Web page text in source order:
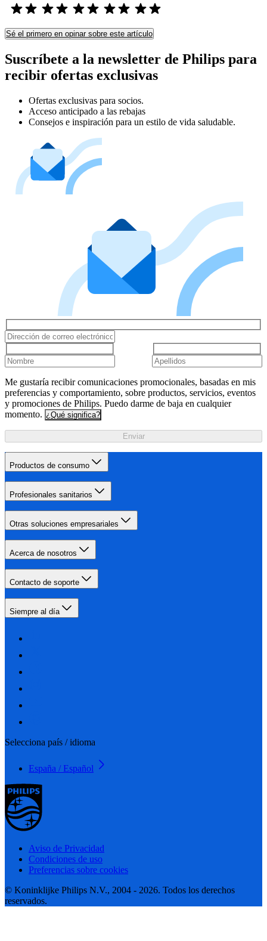
Sé el primero en opinar sobre este artículo
Suscríbete a la newsletter de Philips para
recibir ofertas exclusivas
Ofertas exclusivas para socios.
Acceso anticipado a las rebajas
Consejos e inspiración para un estilo de vida saludable.
Me gustaría recibir comunicaciones promocionales, basadas en mis
preferencias y comportamiento, sobre productos, servicios, eventos
y promociones de Philips. Puedo darme de baja en cualquier
momento. ¿Qué significa?
Enviar
Productos de consumo
Profesionales sanitarios
Otras soluciones empresariales
Acerca de nosotros
Contacto de soporte
Siempre al día
Selecciona país / idioma
España / Español
Aviso de Privacidad
Condiciones de uso
Preferencias sobre cookies
© Koninklijke Philips N.V., 2004 - 2026. Todos los derechos
reservados.